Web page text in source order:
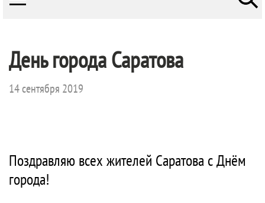
День города Саратова
14 сентября 2019
Поздравляю всех жителей Саратова с Днём
города!